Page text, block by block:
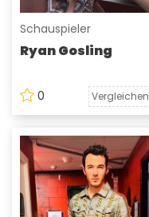
Schauspieler
Ryan Gosling
0 Vergleichen